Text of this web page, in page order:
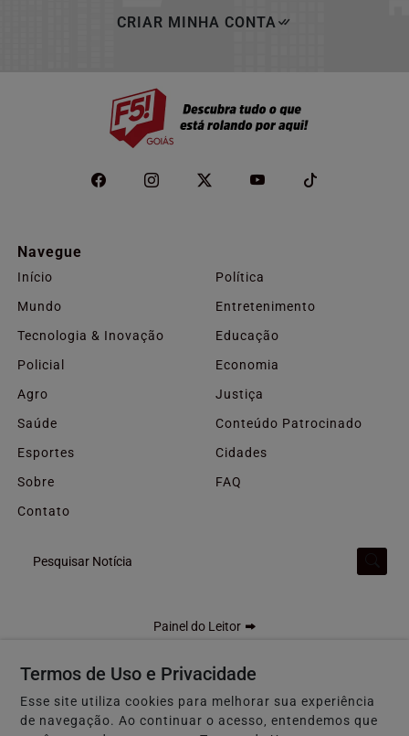
CRIAR MINHA CONTA
Navegue
Início
Política
Mundo
Entretenimento
Tecnologia & Inovação
Educação
Policial
Economia
Agro
Justiça
Saúde
Conteúdo Patrocinado
Esportes
Cidades
Sobre
FAQ
Contato
Pesquisar Notícia
Painel do Leitor
F5 GOIÁS - Todos os direitos reservados
Termos de Uso e Privacidade
Esse site utiliza cookies para melhorar sua experiência
de navegação. Ao continuar o acesso, entendemos que